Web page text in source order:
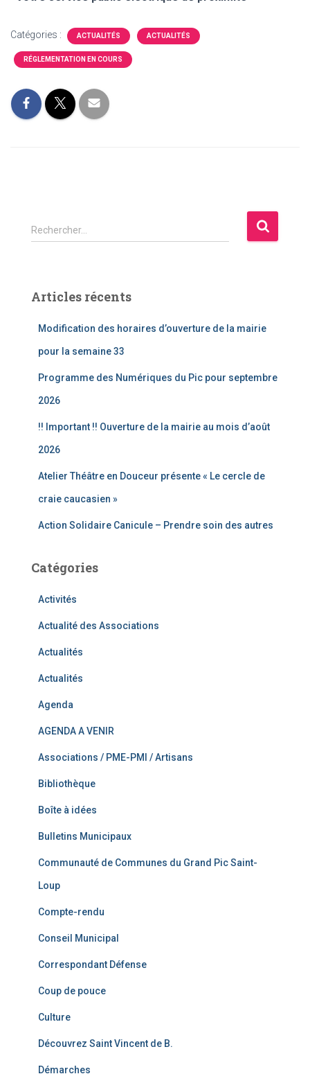
Catégories : ACTUALITÉS ACTUALITÉS
RÉGLEMENTATION EN COURS
R
e
r
Rechercher…
Articles récents
Modification des horaires d’ouverture de la mairie
pour la semaine 33
Programme des Numériques du Pic pour septembre
2026
!! Important !! Ouverture de la mairie au mois d’août
2026
Atelier Théâtre en Douceur présente « Le cercle de
craie caucasien »
Action Solidaire Canicule – Prendre soin des autres
Catégories
Activités
Actualité des Associations
Actualités
Actualités
Agenda
AGENDA A VENIR
Associations / PME-PMI / Artisans
Bibliothèque
Boîte à idées
Bulletins Municipaux
Communauté de Communes du Grand Pic Saint-
Loup
Compte-rendu
Conseil Municipal
Correspondant Défense
Coup de pouce
Culture
Découvrez Saint Vincent de B.
Démarches